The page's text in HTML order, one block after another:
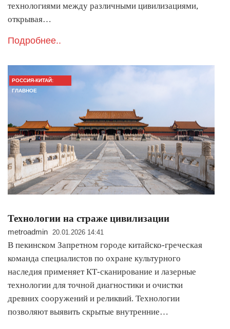
технологиями между различными цивилизациями,
открывая…
Подробнее..
РОССИЯ-КИТАЙ:
ГЛАВНОЕ
Технологии на страже цивилизации
metroadmin 20.01.2026 14:41
В пекинском Запретном городе китайско-греческая
команда специалистов по охране культурного
наследия применяет КТ-сканирование и лазерные
технологии для точной диагностики и очистки
древних сооружений и реликвий. Технологии
позволяют выявить скрытые внутренние…